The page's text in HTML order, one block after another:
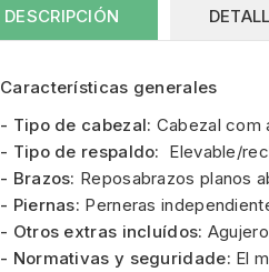
DESCRIPCIÓN
Características generales
- Tipo de cabezal: Cabezal com
- Tipo de respaldo: Elevable/
- Brazos: Reposabrazos planos
- Piernas: Perneras
- Otros extras incluídos:
- Normativas y seguridade: El